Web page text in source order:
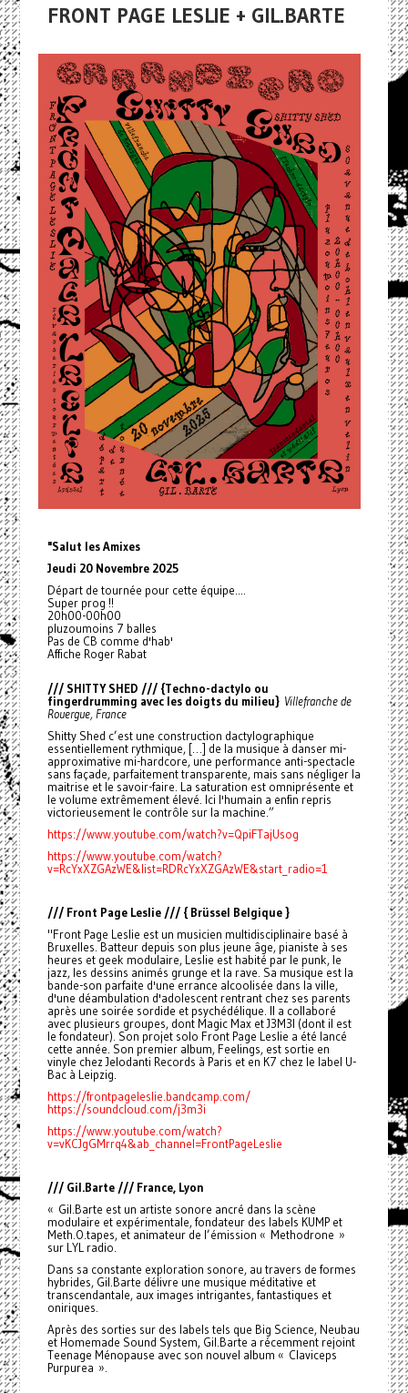
FRONT PAGE LESLIE + GIL.BARTE
"Salut les Amixes
Jeudi 20 Novembre 2025
Départ de tournée pour cette équipe....
Super prog !!
20h00-00h00
pluzoumoins 7 balles
Pas de CB comme d'hab'
Affiche Roger Rabat
/// SHITTY SHED /// {Techno-dactylo ou
fingerdrumming avec les doigts du milieu} Villefranche de
Rouergue, France
Shitty Shed c’est une construction dactylographique
essentiellement rythmique, […] de la musique à danser mi-
approximative mi-hardcore, une performance anti-spectacle
sans façade, parfaitement transparente, mais sans négliger la
maitrise et le savoir-faire. La saturation est omniprésente et
le volume extrêmement élevé. Ici l'humain a enfin repris
victorieusement le contrôle sur la machine.”
https://www.youtube.com/watch?v=QpiFTajUsog
https://www.youtube.com/watch?
v=RcYxXZGAzWE&list=RDRcYxXZGAzWE&start_radio=1
/// Front Page Leslie /// { Brüssel Belgique }
"Front Page Leslie est un musicien multidisciplinaire basé à
Bruxelles. Batteur depuis son plus jeune âge, pianiste à ses
heures et geek modulaire, Leslie est habité par le punk, le
jazz, les dessins animés grunge et la rave. Sa musique est la
bande-son parfaite d'une errance alcoolisée dans la ville,
d'une déambulation d'adolescent rentrant chez ses parents
après une soirée sordide et psychédélique. Il a collaboré
avec plusieurs groupes, dont Magic Max et J3M3I (dont il est
le fondateur). Son projet solo Front Page Leslie a été lancé
cette année. Son premier album, Feelings, est sortie en
vinyle chez Jelodanti Records à Paris et en K7 chez le label U-
Bac à Leipzig.
https://frontpageleslie.bandcamp.com/
https://soundcloud.com/j3m3i
https://www.youtube.com/watch?
v=vKCJgGMrrq4&ab_channel=FrontPageLeslie
/// Gil.Barte /// France, Lyon
« Gil.Barte est un artiste sonore ancré dans la scène
modulaire et expérimentale, fondateur des labels KUMP et
Meth.O.tapes, et animateur de l’émission « Methodrone »
sur LYL radio.
Dans sa constante exploration sonore, au travers de formes
hybrides, Gil.Barte délivre une musique méditative et
transcendantale, aux images intrigantes, fantastiques et
oniriques.
Après des sorties sur des labels tels que Big Science, Neubau
et Homemade Sound System, Gil.Barte a récemment rejoint
Teenage Ménopause avec son nouvel album « Claviceps
Purpurea ».